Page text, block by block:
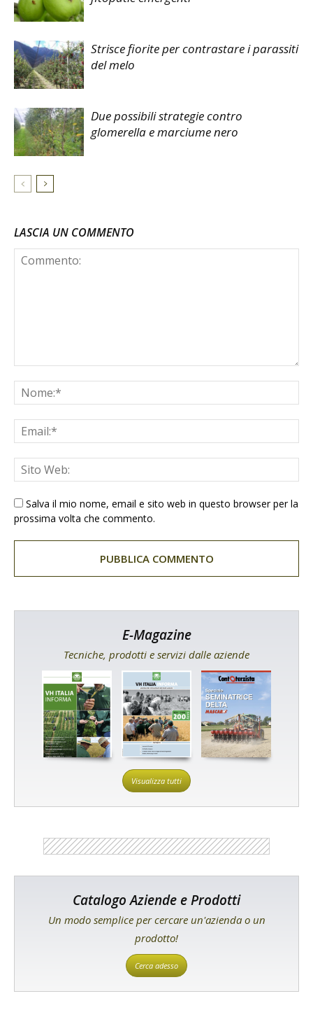
Strisce fiorite per contrastare i parassiti
del melo
Due possibili strategie contro
glomerella e marciume nero
LASCIA UN COMMENTO
Salva il mio nome, email e sito web in questo browser per la
prossima volta che commento.
E-Magazine
Tecniche, prodotti e servizi dalle aziende
Visualizza tutti
Catalogo Aziende e Prodotti
Un modo semplice per cercare un'azienda o un
prodotto!
Cerca adesso